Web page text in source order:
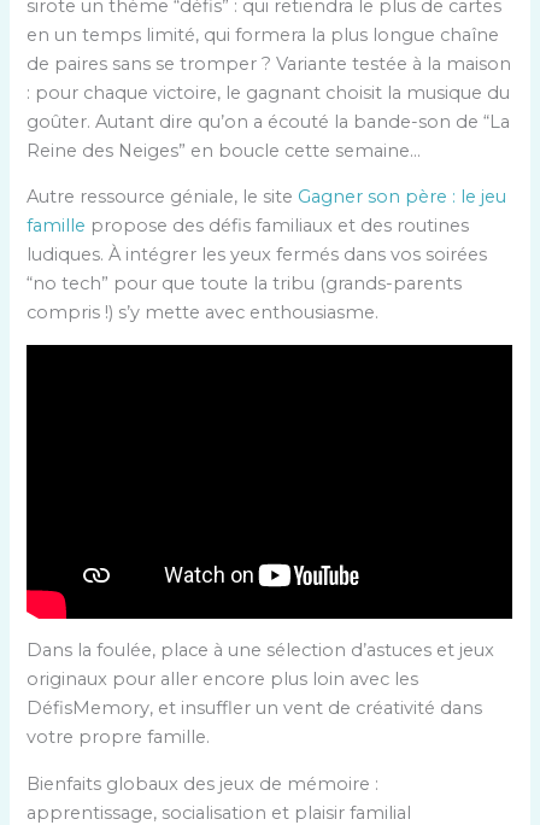
sirote un thème “défis” : qui retiendra le plus de cartes
en un temps limité, qui formera la plus longue chaîne
de paires sans se tromper ? Variante testée à la maison
: pour chaque victoire, le gagnant choisit la musique du
goûter. Autant dire qu’on a écouté la bande-son de “La
Reine des Neiges” en boucle cette semaine…
Autre ressource géniale, le site Gagner son père : le jeu
famille propose des défis familiaux et des routines
ludiques. À intégrer les yeux fermés dans vos soirées
“no tech” pour que toute la tribu (grands-parents
compris !) s’y mette avec enthousiasme.
Dans la foulée, place à une sélection d’astuces et jeux
originaux pour aller encore plus loin avec les
DéfisMemory, et insuffler un vent de créativité dans
votre propre famille.
Bienfaits globaux des jeux de mémoire :
apprentissage, socialisation et plaisir familial